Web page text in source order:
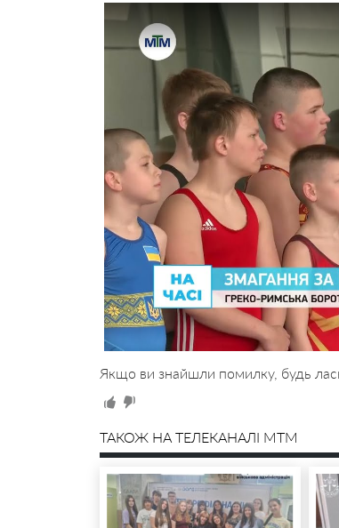
Якщо ви знайшли помилку, будь
ТАКОЖ НА ТЕЛЕКАНАЛІ MTM